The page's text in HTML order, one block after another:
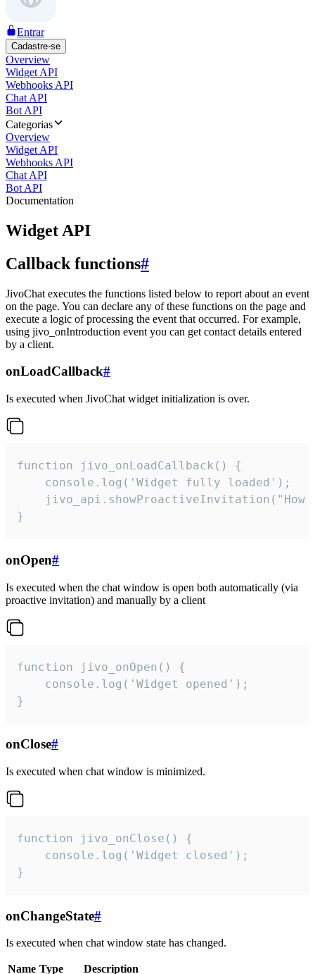
Entrar
Cadastre-se
Overview
Widget API
Webhooks API
Chat API
Bot API
Categorias
Overview
Widget API
Webhooks API
Chat API
Bot API
Documentation
Widget API
Callback functions#
JivoChat executes the functions listed below to report about an event
on the page. You can declare any of these functions on the page and
execute a logic of processing the event that occurred. For example,
using jivo_onIntroduction event you can get contact details entered
by a client.
onLoadCallback#
Is executed when JivoChat widget initialization is over.
function jivo_onLoadCallback() {
    console.log('Widget fully loaded');
jivo_api.showProactiveInvitation("How
}
onOpen#
Is executed when the chat window is open both automatically (via
proactive invitation) and manually by a client
function jivo_onOpen() {
    console.log('Widget opened');
}
onClose#
Is executed when chat window is minimized.
function jivo_onClose() {
    console.log('Widget closed');
}
onChangeState#
Is executed when chat window state has changed.
Name Type Description